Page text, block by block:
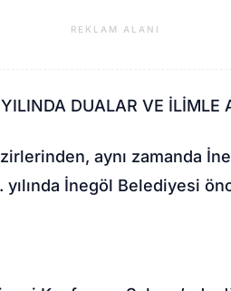
REKLAM ALANI
DUALAR VE İLİMLE
aynı zamanda
yılında İnegöl Belediyesi